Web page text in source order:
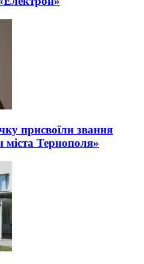
присвоїли звання
Тернополя»